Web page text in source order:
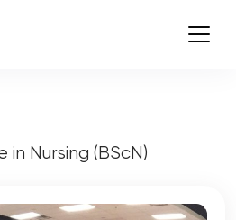
Nursing (BScN)